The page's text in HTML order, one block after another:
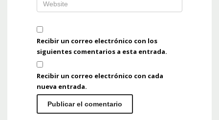
Recibir un correo electrónico con los
siguientes comentarios a esta entrada.
Recibir un correo electrónico con cada
nueva entrada.